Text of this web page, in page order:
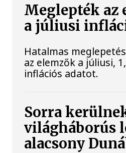
Meglepték az
a júliusi
Hatalmas
az elemzők a júliusi,
inflációs adatot.
Sorra
világháborús
alacsony